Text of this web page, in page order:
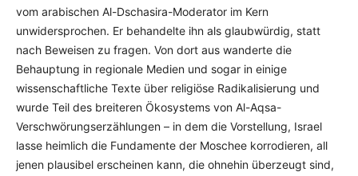
vom arabischen Al-Dschasira-Moderator im Kern
unwidersprochen. Er behandelte ihn als glaubwürdig, statt
nach Beweisen zu fragen. Von dort aus wanderte die
Behauptung in regionale Medien und sogar in einige
wissenschaftliche Texte über religiöse Radikalisierung und
wurde Teil des breiteren Ökosystems von Al-Aqsa-
Verschwörungserzählungen – in dem die Vorstellung, Israel
lasse heimlich die Fundamente der Moschee korrodieren, all
jenen plausibel erscheinen kann, die ohnehin überzeugt sind,